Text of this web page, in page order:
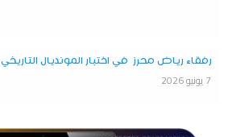
رفقاء رياض محرز في اختبار المونديال التاريخي
7 يونيو 2026